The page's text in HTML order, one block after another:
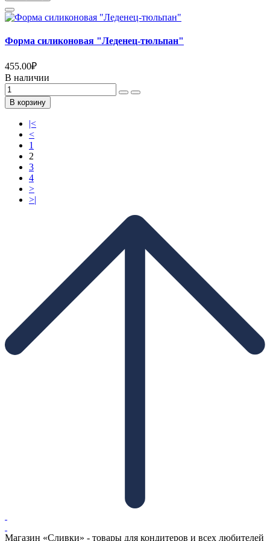
Форма силиконовая "Леденец-тюльпан"
455.00₽
В наличии
В корзину
|<
<
1
2
3
4
>
>|
Магазин «Сливки» - товары для кондитеров и всех любителей